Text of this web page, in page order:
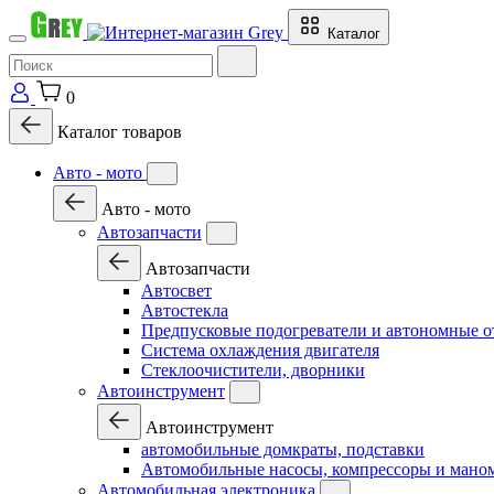
Каталог
0
Каталог товаров
Авто - мото
Авто - мото
Автозапчасти
Автозапчасти
Автосвет
Автостекла
Предпусковые подогреватели и автономные
Система охлаждения двигателя
Стеклоочистители, дворники
Автоинструмент
Автоинструмент
автомобильные домкраты, подставки
Автомобильные насосы, компрессоры и
Автомобильная электроника